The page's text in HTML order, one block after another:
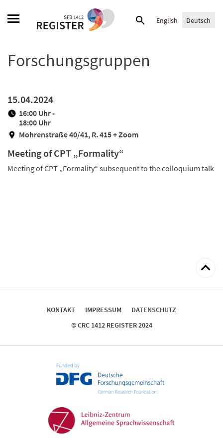
Suche
English Deutsch
Forschungsgruppen
15.04.2024
16:00 Uhr -
18:00 Uhr
Mohrenstraße 40/41, R. 415 + Zoom
Meeting of CPT „Formality“
Meeting of CPT „Formality“ subsequent to the colloquium talk
zum
KONTAKT IMPRESSUM
DATENSCHUTZ
© CRC 1412 REGISTER 2024